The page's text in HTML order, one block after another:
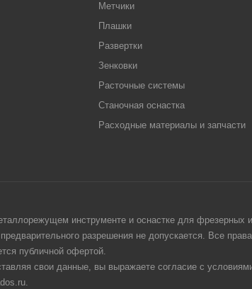
Метчики
Плашки
Развертки
Зенковки
Расточные системы
Станочная оснастка
Расходные материалы и запчасти
инструменте и оснастке для фрезерных
разрешения не допускается. Все
публичной офертой.
свои данные, вы выражаете согласие с